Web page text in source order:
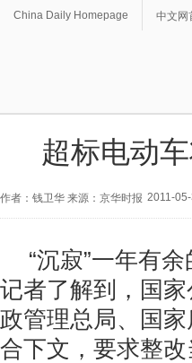
China Daily Homepage 中文网
超标电动
作者：钱卫华 来源：京华时报 2011-
“沉寂”一年有
记者了解到，国
政管理总局、国
合下文，要求整